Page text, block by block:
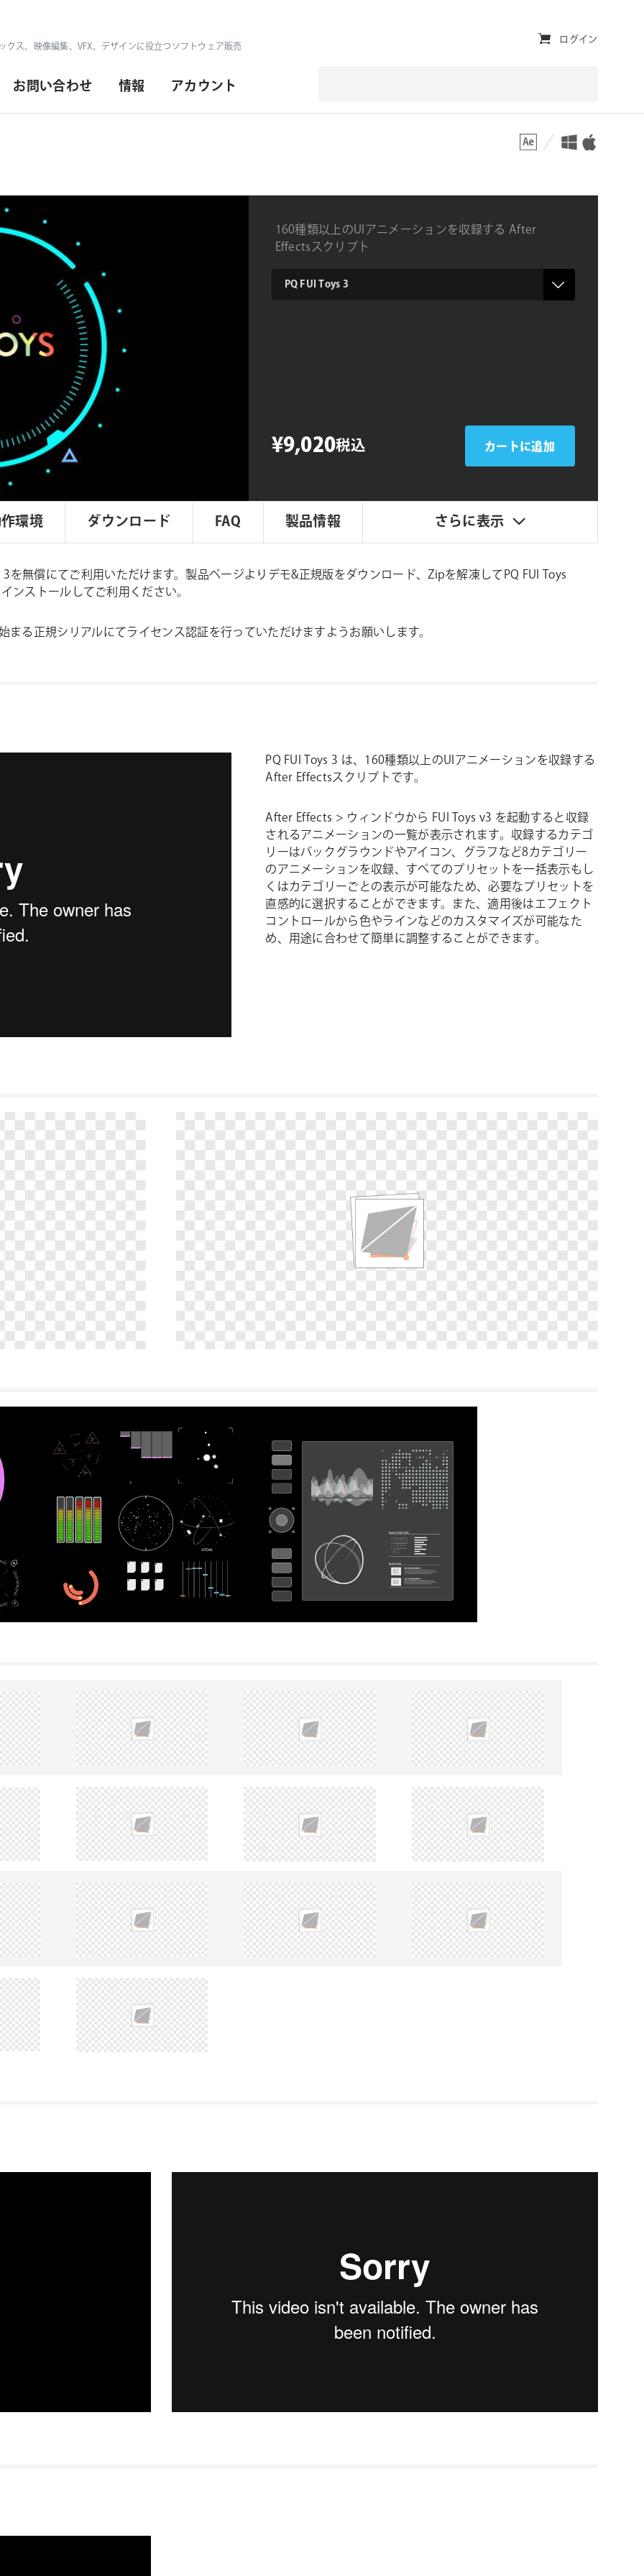
クス、映像編集、VFX、デザインに役立つソフトウェア販売
お問い合わせ 情報 アカウント
ユ
ィ
リ
ィ・
ナ
ゲ
ー
ログイン
対応プラットフォーム 対応OS
160種類以上のUIアニメーションを収録する After
Effectsスクリプト
product
¥9,020税込 カートに追加
環境 ダウンロード FAQ 製品情報 さらに表示
を無償にてご利用いただけます。製品ページよりデモ&正規版をダウンロード、Zipを解凍してPQ FUI Toys
ストールしてご利用ください。
る正規シリアルにてライセンス認証を行っていただけますようお願いします。
PQ FUI Toys 3 は、160種類以上のUIアニメーションを収録する
After Effectsスクリプトです。
After Effects > ウィンドウから FUI Toys v3 を起動すると収録
されるアニメーションの一覧が表示されます。収録するカテゴ
リーはバックグラウンドやアイコン、グラフなど8カテゴリー
のアニメーションを収録、すべてのプリセットを一括表示もし
くはカテゴリーごとの表示が可能なため、必要なプリセットを
直感的に選択することができます。また、適用後はエフェクト
コントロールから色やラインなどのカスタマイズが可能なた
め、用途に合わせて簡単に調整することができます。